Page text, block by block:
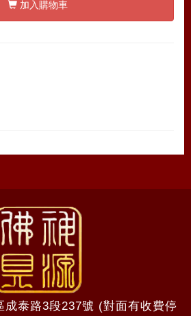
加入購物車
泰路3段237號 (對面有收費停